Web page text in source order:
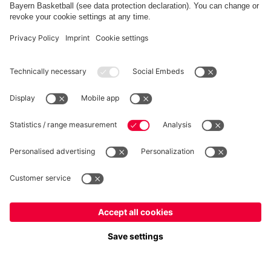
RÉTRACTATION
Intimité
Paramètres des cookies
*Les prix incluent la TVA et excluent les frais d'expédition
© FC Bayern München AG
FC Bayern München AG, Säbener Str. 51-57, 81547 München
Francepour y livrer!
Mondialpour y livrer!